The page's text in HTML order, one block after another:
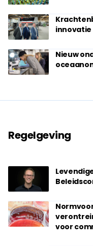
Nieuw
Regelgeving
voor